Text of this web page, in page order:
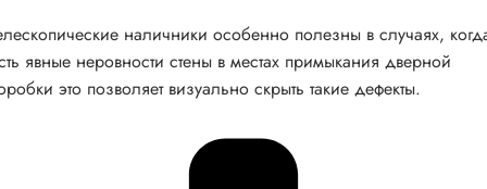
наличники особенно полезны в случаях,
явные неровности стены в местах примыкания дверной
это позволяет визуально скрыть такие дефекты.